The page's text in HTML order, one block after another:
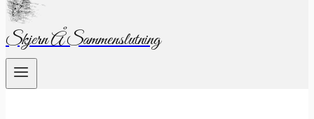
Skjern Å Sammenslutning